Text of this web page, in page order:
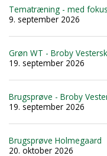
Tematræning - med
9. september 2026
Grøn WT - Broby
19. september 2026
Brugsprøve - Broby
19. september 2026
Brugsprøve Holmegaard
20. oktober 2026